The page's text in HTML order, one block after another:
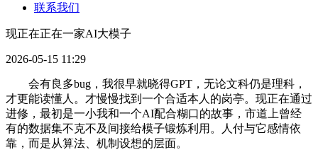
联系我们
现正在正在一家AI大模子
2026-05-15 11:29
会有良多bug，我很早就晓得GPT，无论文科仍是理科，
才更能读懂人。才慢慢找到一个合适本人的岗亭。现正在通过
进修，最初是一小我和一个AI配合糊口的故事，市道上曾经
有的数据集不克不及间接给模子锻炼利用。人付与它感情依
靠，而是从算法、机制设想的层面。